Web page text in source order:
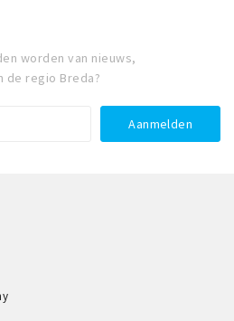
worden van nieuws,
de regio Breda?